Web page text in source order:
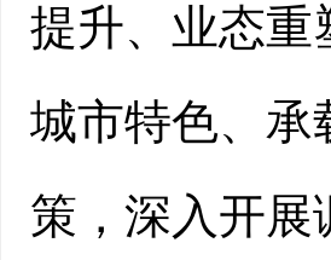
提升、业态重
城市特色、承
策，深入开展